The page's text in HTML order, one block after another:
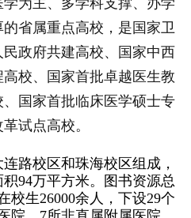
为主、多学科支撑、办学
省属重点高校，是国家卫
政府共建高校、国家中西
校、国家首批卓越医生教
国家首批临床医学硕士专
试点高校。
校区和珠海校区组成，
94万平方米。图书资源总
校生26000余人，下设29个